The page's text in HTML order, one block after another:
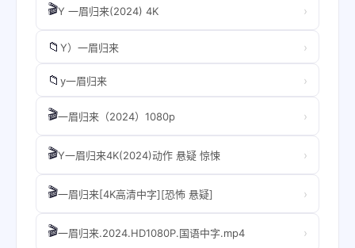
🎬Y 一眉归来(2024) 4K ›
📁 Y）一眉归来 ›
📁 y一眉归来 ›
🎬一眉归来（2024）1080p ›
🎬Y一眉归来4K(2024)动作 悬疑 惊悚 ›
🎬一眉归来[4K高清中字][恐怖 悬疑] ›
🎬一眉归来.2024.HD1080P.国语中字.mp4 ›